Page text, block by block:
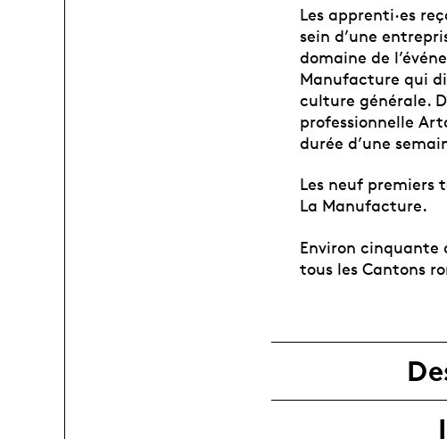
Les apprenti·es
sein d’une
domaine de
Manufacture qui
culture générale.
professionnelle
durée d’une
Les neuf premiers
La Manufacture.
Environ cinquante
tous les Cantons